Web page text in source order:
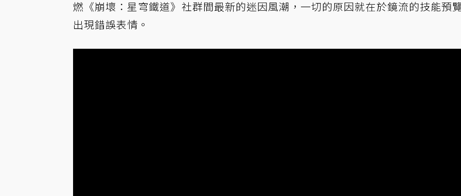
燃《崩壞：星穹鐵道》社群間最新的迷因風潮，一切的原因就在於鏡流的技能預
出現錯誤表情。